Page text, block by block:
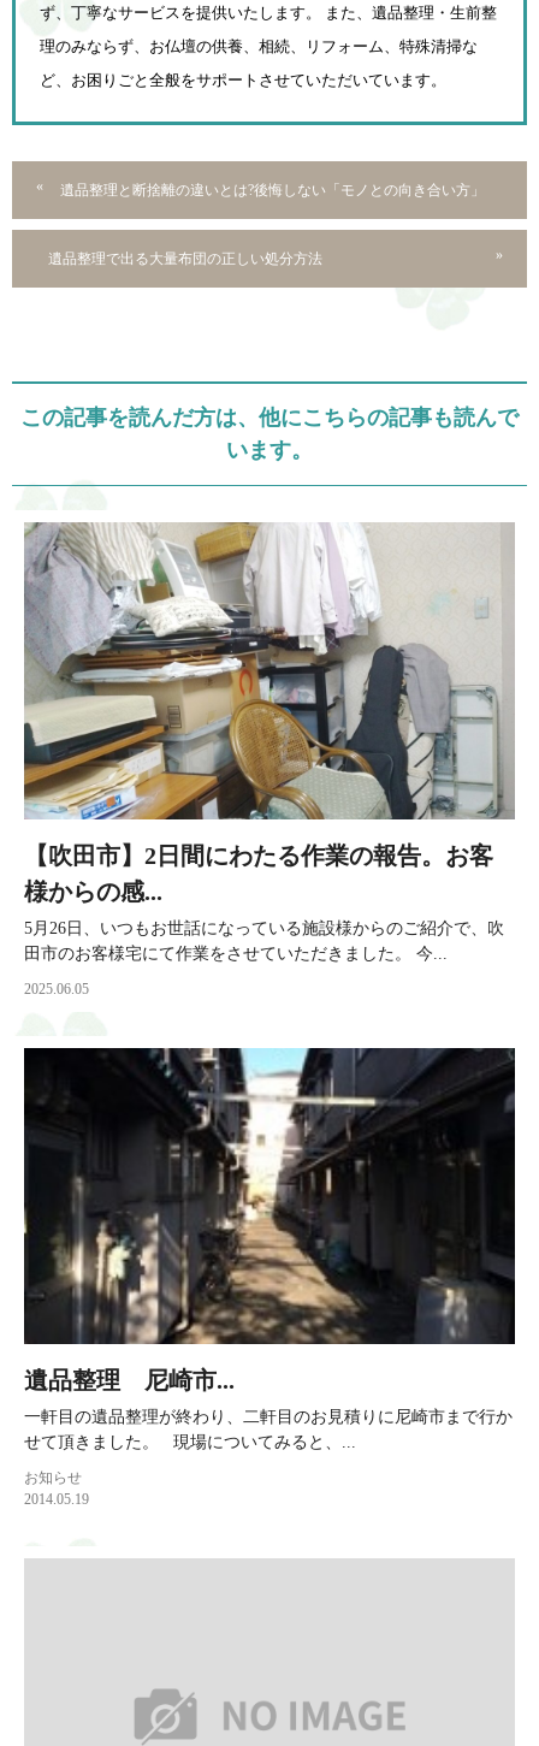
ず、 丁寧なサービスを提供いたします。 また、遺品整理・生前整
理のみならず、お仏壇の供養、相続、
リフォーム、特殊清掃な
ど、お困りごと全般をサポートさせていただいています。
遺品整理と断捨離の違いとは?後悔しない「モノとの向き合い方」
遺品整理で出る大量布団の正しい処分方法
この記事を読んだ方は、他にこちらの記事も読んで
います。
【吹田市】2日間にわたる作業の報告。お客
様からの感...
5月26日、いつもお世話になっている施設様からのご紹介で、吹
田市のお客様宅にて作業をさせていただきました。 今...
2025.06.05
遺品整理 尼崎市...
一軒目の遺品整理が終わり、二軒目のお見積りに尼崎市まで行か
せて頂きました。 現場についてみると、...
お知らせ
2014.05.19